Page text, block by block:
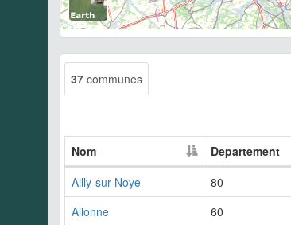
37 communes
Nom Departement
Ailly-sur-Noye
80
Allonne
60